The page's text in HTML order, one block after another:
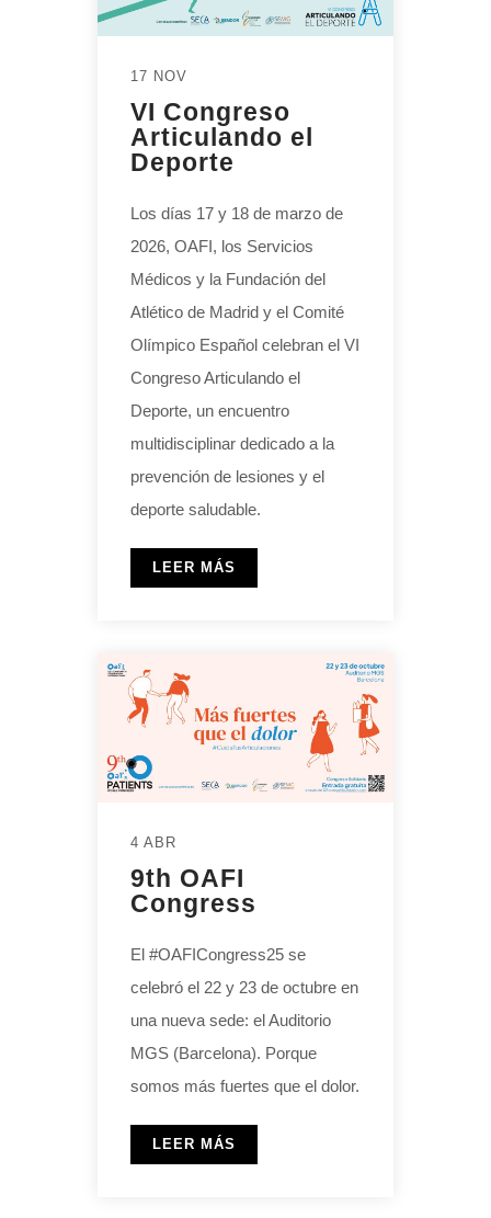
17 NOV
VI Congreso
Articulando el
Deporte
Los días 17 y 18 de marzo de
2026, OAFI, los Servicios
Médicos y la Fundación del
Atlético de Madrid y el Comité
Olímpico Español celebran el VI
Congreso Articulando el
Deporte, un encuentro
multidisciplinar dedicado a la
prevención de lesiones y el
deporte saludable.
LEER MÁS
4 ABR
9th OAFI
Congress
El #OAFICongress25 se
celebró el 22 y 23 de octubre en
una nueva sede: el Auditorio
MGS (Barcelona). Porque
somos más fuertes que el dolor.
LEER MÁS